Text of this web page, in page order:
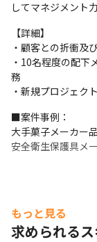
してマネジメント
【詳細】
・顧客との折衝及
・10名程度の配下
務
・新規プロジェク
■案件事例：
大手菓子メーカー
安全衛生保護具メ
もっと見る
求められる